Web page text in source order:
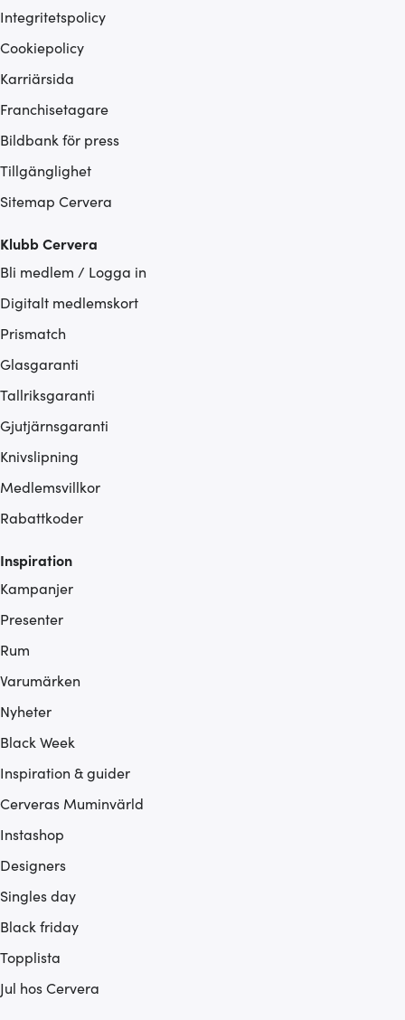
Integritetspolicy
Cookiepolicy
Karriärsida
Franchisetagare
Bildbank för press
Tillgänglighet
Sitemap Cervera
Klubb Cervera
Bli medlem / Logga in
Digitalt medlemskort
Prismatch
Glasgaranti
Tallriksgaranti
Gjutjärnsgaranti
Knivslipning
Medlemsvillkor
Rabattkoder
Inspiration
Kampanjer
Presenter
Rum
Varumärken
Nyheter
Black Week
Inspiration & guider
Cerveras Muminvärld
Instashop
Designers
Singles day
Black friday
Topplista
Jul hos Cervera